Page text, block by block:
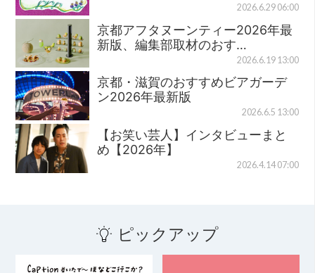
2026.6.29 06:00
京都アフタヌーンティー2026年最
新版、編集部取材のおす…
2026.6.19 13:00
京都・滋賀のおすすめビアガーデ
ン2026年最新版
2026.6.5 13:00
【お笑い芸人】インタビューまと
め【2026年】
2026.4.14 07:00
ピックアップ